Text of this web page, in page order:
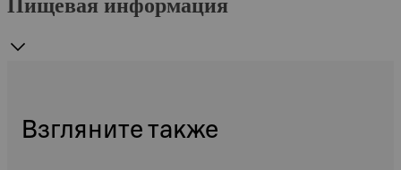
Пищевая информация
Взгляните также